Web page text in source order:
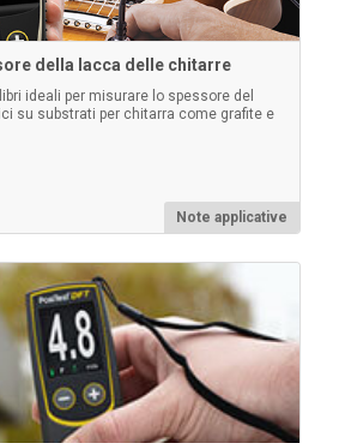
saperne di più
i corpi dei calibri PosiTector
della lacca delle chitarre
ideali per misurare lo spessore del
su substrati per chitarra come grafite e
Note applicative